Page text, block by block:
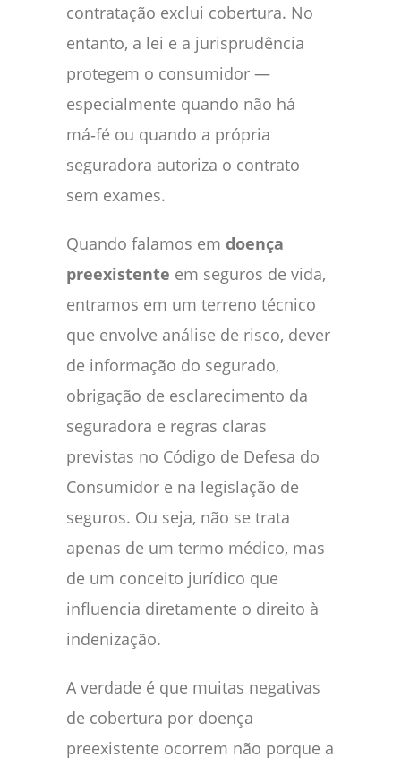
contratação exclui cobertura. No
entanto, a lei e a jurisprudência
protegem o consumidor —
especialmente quando não há
má‑fé ou quando a própria
seguradora autoriza o contrato
sem exames.
Quando falamos em doença
preexistente em seguros de vida,
entramos em um terreno técnico
que envolve análise de risco, dever
de informação do segurado,
obrigação de esclarecimento da
seguradora e regras claras
previstas no Código de Defesa do
Consumidor e na legislação de
seguros. Ou seja, não se trata
apenas de um termo médico, mas
de um conceito jurídico que
influencia diretamente o direito à
indenização.
A verdade é que muitas negativas
de cobertura por doença
preexistente ocorrem não porque a